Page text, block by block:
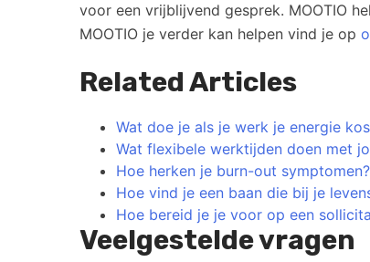
voor een vrijblijvend gesprek. MOOTIO
MOOTIO je verder kan helpen vind je op
Related Articles
Wat doe je als je werk je energie
Wat flexibele werktijden doen met
Hoe herken je burn-out symptomen?
Hoe vind je een baan die bij je
Hoe bereid je je voor op een
Veelgestelde vragen